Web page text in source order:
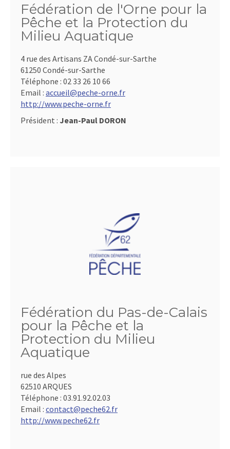
Fédération de l'Orne pour la
Pêche et la Protection du
Milieu Aquatique
4 rue des Artisans ZA Condé-sur-Sarthe
61250 Condé-sur-Sarthe
Téléphone : 02 33 26 10 66
Email : accueil@peche-orne.fr
http://www.peche-orne.fr
Président : Jean-Paul DORON
Fédération du Pas-de-Calais
pour la Pêche et la
Protection du Milieu
Aquatique
rue des Alpes
62510 ARQUES
Téléphone : 03.91.92.02.03
Email : contact@peche62.fr
http://www.peche62.fr